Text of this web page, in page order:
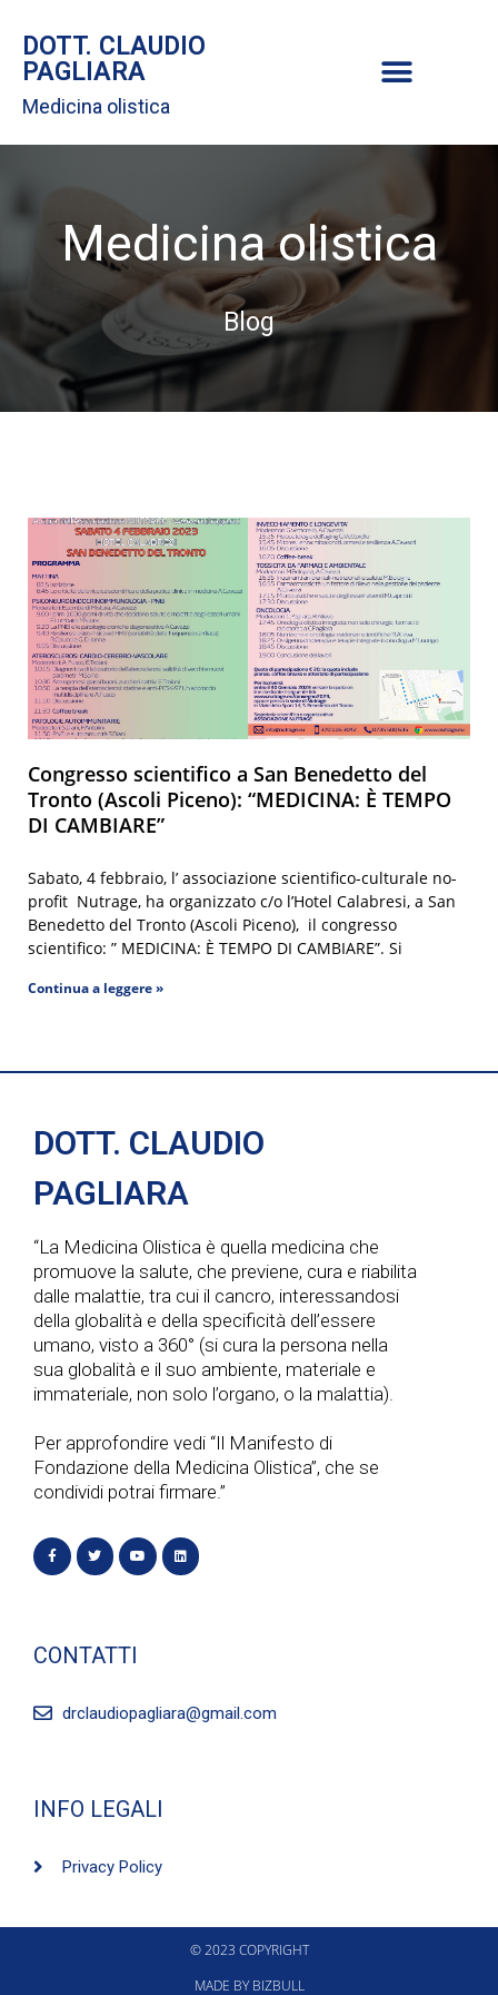
DOTT. CLAUDIO
PAGLIARA
Medicina olistica
Medicina olistica
Blog
Congresso scientifico a San Benedetto del
Tronto (Ascoli Piceno): “MEDICINA: È TEMPO
DI CAMBIARE”
Sabato, 4 febbraio, l’ associazione scientifico-culturale no-
profit Nutrage, ha organizzato c/o l’Hotel Calabresi, a San
Benedetto del Tronto (Ascoli Piceno), il congresso
scientifico: ” MEDICINA: È TEMPO DI CAMBIARE”. Si
Continua a leggere »
DOTT. CLAUDIO
PAGLIARA
“La Medicina Olistica è quella medicina che
promuove la salute, che previene, cura e riabilita
dalle malattie, tra cui il cancro, interessandosi
della globalità e della specificità dell’essere
umano, visto a 360° (si cura la persona nella
sua globalità e il suo ambiente, materiale e
immateriale, non solo l’organo, o la malattia).
Per approfondire vedi “Il Manifesto di
Fondazione della Medicina Olistica”, che se
condividi potrai firmare.”
CONTATTI
drclaudiopagliara@gmail.com
INFO LEGALI
Privacy Policy
© 2023 COPYRIGHT
MADE BY BIZBULL